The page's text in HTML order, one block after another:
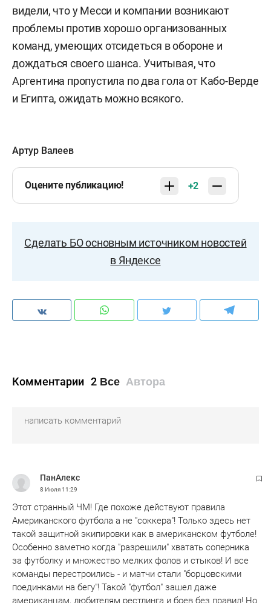
видели, что у Месси и компании возникают
проблемы против хорошо организованных
команд, умеющих отсидеться в обороне и
дождаться своего шанса. Учитывая, что
Аргентина пропустила по два гола от Кабо-Верде
и Египта, ожидать можно всякого.
Артур Валеев
Оцените публикацию! +2
Сделать БО основным источником новостей
в Яндексе
Комментарии 2 Все Автора
ПанАлекс
8 Июля11:29
Этот странный ЧМ! Где похоже действуют правила
Американского футбола а не "соккера"! Только здесь нет
такой защитной экипировки как в американском футболе!
Особенно заметно когда "разрешили" хватать соперника
за футболку и множество мелких фолов и стыков! И все
команды перестроились - и матчи стали "борцовскими
поединками на бегу"! Такой "футбол" зашел даже
американцам, любителям рестлинга и боев без правил! Но